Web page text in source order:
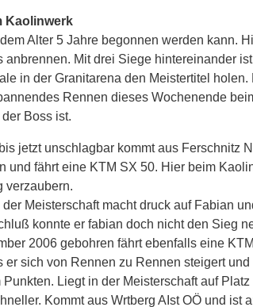
Kaolinwerk
Alter 5 Jahre begonnen werden kann.
Mit drei Siege hintereinander
in der Granitarena den Meistertitel holen.
Rennen dieses Wochenende
Boss ist.
jetzt unschlagbar kommt aus Ferschnitz
und fährt eine KTM SX 50. Hier beim
verzaubern.
Meisterschaft macht druck auf Fabian
konnte er fabian doch nicht den Sieg
2006 gebohren fährt ebenfalls eine
sich von Rennen zu Rennen steigert
Liegt in der Meisterschaft auf
Kommt aus Wrtberg AIst OÖ und ist